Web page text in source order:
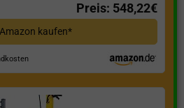
Preis: 548,22€
kaufen*